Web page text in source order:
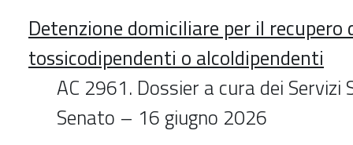
Detenzione domiciliare per il
tossicodipendenti o alcoldipendenti
AC 2961. Dossier a cura dei Servizi
Senato – 16 giugno 2026